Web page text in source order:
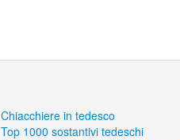
Chiacchiere in tedesco
Top 1000 sostantivi tedeschi